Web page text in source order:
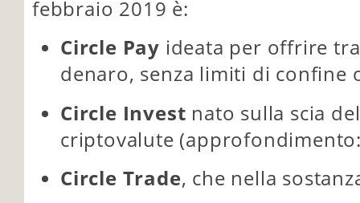
febbraio 2019 è:
Circle Pay ideata per offrire
denaro, senza limiti di confine
Circle Invest nato sulla scia
criptovalute
Circle Trade, che nella